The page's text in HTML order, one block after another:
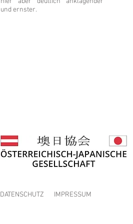
und ernster.
DATENSCHUTZ IMPRESSUM